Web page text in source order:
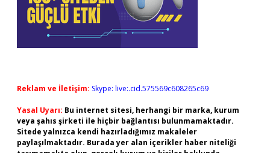
Reklam ve İletişim: Skype: live:.cid.575569c608265c69
Yasal Uyarı: Bu internet sitesi, herhangi bir marka, kurum
veya şahıs şirketi ile hiçbir bağlantısı bulunmamaktadır.
Sitede yalnızca kendi hazırladığımız makaleler
paylaşılmaktadır. Burada yer alan içerikler haber niteliği